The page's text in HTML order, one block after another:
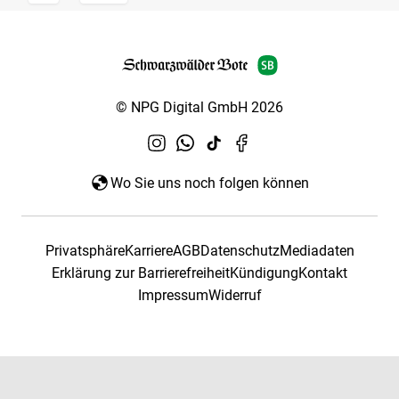
© NPG Digital GmbH 2026
Wo Sie uns noch folgen können
PrivatsphäreKarriereAGBDatenschutzMediadaten
Erklärung zur BarrierefreiheitKündigungKontakt
ImpressumWiderruf